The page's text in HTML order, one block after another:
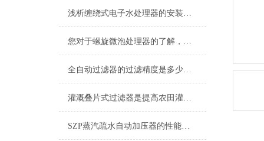
浅析缠绕式电子水处理器的安装位置
您对于螺旋微泡处理器的了解，足够透彻吗？
全自动过滤器的过滤精度是多少，不知道的请看这里！
灌溉叠片式过滤器是提高农田灌溉效果的关键技术
SZP蒸汽疏水自动加压器的性能特点